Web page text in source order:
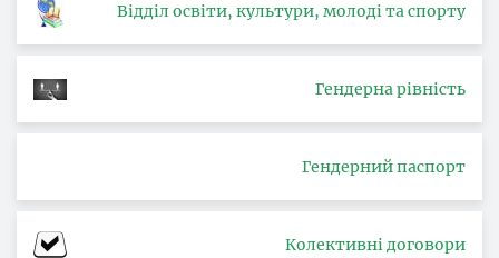
Відділ освіти, культури, молоді та спорту
Гендерна рівність
Гендерний паспорт
Колективні договори